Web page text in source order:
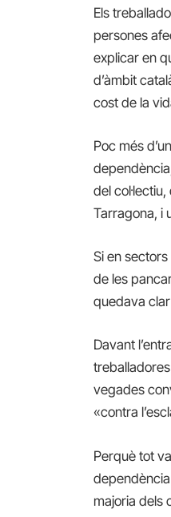
Els
persones
explicar en
d’àmbit
cost de la
Poc més
del
Tarragona, i
Si en
de les
quedava
Davant
vegades
«contra
Perquè tot
majoria dels